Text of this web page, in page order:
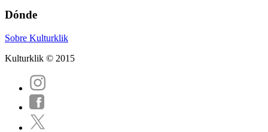
Dónde
Sobre Kulturklik
Kulturklik © 2015